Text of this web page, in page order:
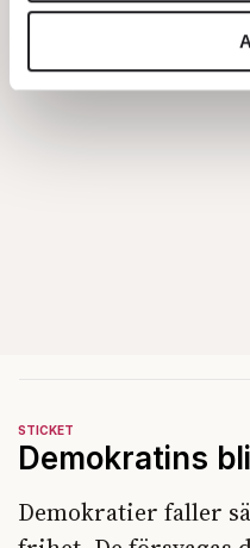
vidarebefordrar även
information från din enhet
annons- och
STICKET
Demokratins
Demokratier faller